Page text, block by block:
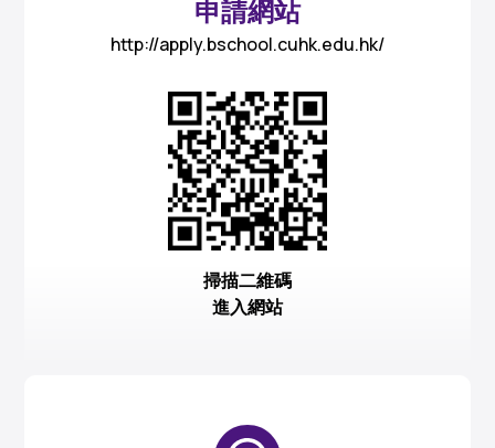
申請網站
http://apply.bschool.cuhk.edu.hk/
掃描二維碼
進入網站